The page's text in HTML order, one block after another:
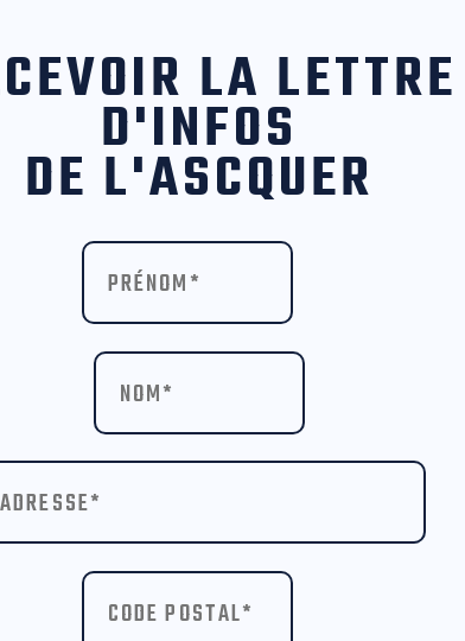
LA LETTRE
D'INFOS
DE L'ASCQUER